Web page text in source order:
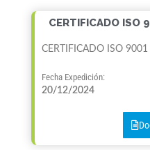
CERTIFICADO ISO
CERTIFICADO ISO 9001
Fecha Expedición:
20/12/2024